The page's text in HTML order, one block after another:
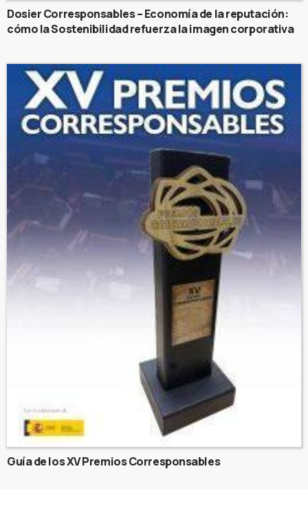
Dosier Corresponsables – Economía de la reputación:
cómo la Sostenibilidad refuerza la imagen corporativa
Guía de los XV Premios Corresponsables